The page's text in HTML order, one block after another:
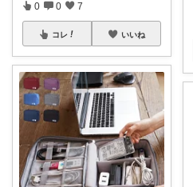
0 0 7
コレ いいね